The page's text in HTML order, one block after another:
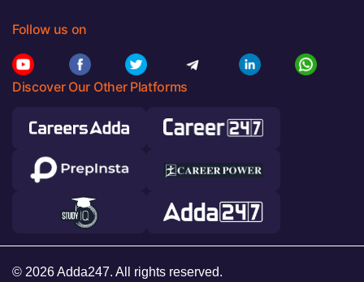
Follow us on
Discover Our Other Platforms
© 2026 Adda247. All rights reserved.